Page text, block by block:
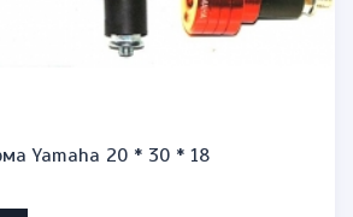
Yamaha 20 * 30 * 18